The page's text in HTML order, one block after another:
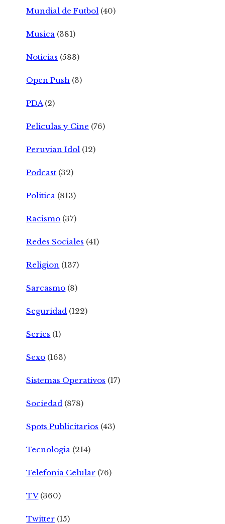
Mundial de Futbol (40)
Musica (381)
Noticias (583)
Open Push (3)
PDA(2)
Peliculas y Cine (76)
Peruvian Idol (12)
Podcast (32)
Politica (813)
Racismo (37)
Redes Sociales (41)
Religion (137)
Sarcasmo (8)
Seguridad (122)
Series (1)
Sexo (163)
Sistemas Operativos (17)
Sociedad (878)
Spots Publicitarios (43)
Tecnologia (214)
Telefonia Celular (76)
TV(360)
Twitter (15)